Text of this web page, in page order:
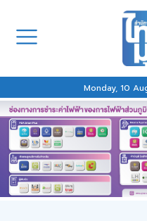
Monday, 10